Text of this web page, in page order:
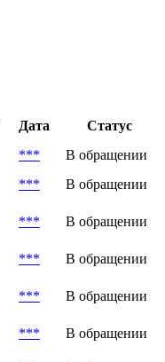
Дата
Статус
***
В обращении
***
В обращении
***
В обращении
***
В обращении
***
В обращении
***
В обращении